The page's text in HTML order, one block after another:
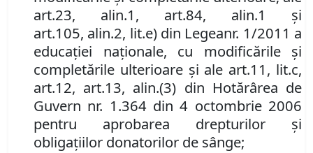
art.23, alin.1, art.84, alin.1 şi
art.105, alin.2, lit.e) din Legeanr. 1/2011 a
educaţiei naţionale, cu modificările şi
completările ulterioare şi ale art.11, lit.c,
art.12, art.13, alin.(3) din Hotărârea de
Guvern nr. 1.364 din 4 octombrie 2006
pentru aprobarea drepturilor şi
obligaţiilor donatorilor de sânge;